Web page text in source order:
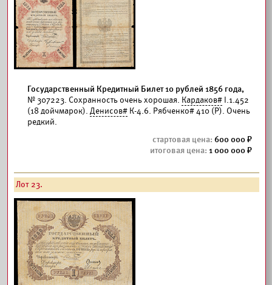
Государственный Кредитный Билет 10 рублей 1856 года,
№ 307223. Сохранность очень хорошая. Кардаков# I.1.452
(18 дойчмарок). Денисов# К-4.6. Рябченко# 410 (Р). Очень
редкий.
600 000
1 000 000
Лот 23.